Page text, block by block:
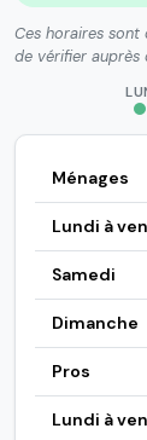
Ces horaires
de vérifier
Ménages
Lundi à
Samedi
Dimanche
Pros
Lundi à